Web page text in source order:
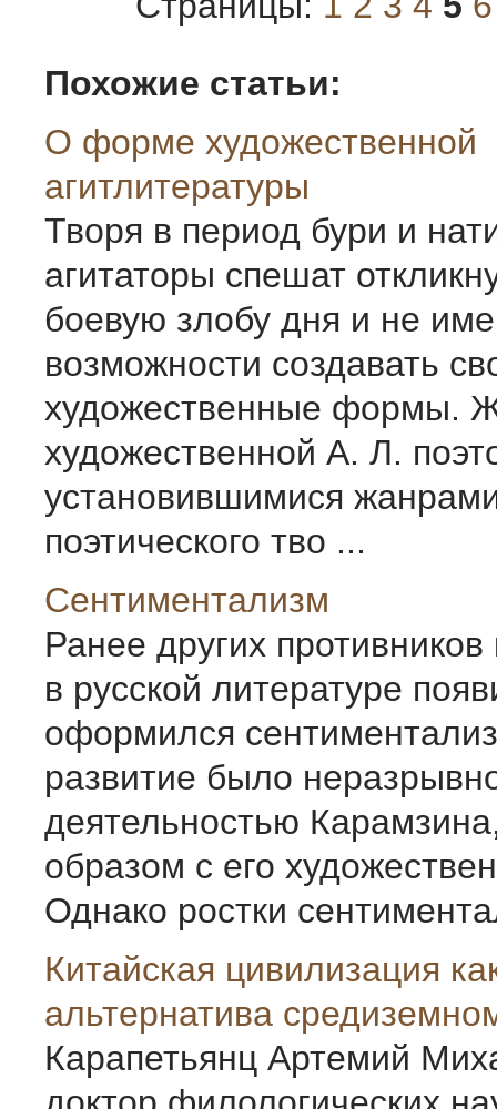
Похожие статьи:
О форме художественной
агитлитературы
Творя в период бури и
агитаторы спешат
боевую злобу дня и не
возможности создавать
художественные формы.
художественной А. Л.
установившимися
поэтического тво ...
Сентиментализм
Ранее других
в русской литературе
оформился
развитие было
деятельностью
образом с его
Однако ростки
Китайская цивилизация
альтернатива
Карапетьянц Артемий